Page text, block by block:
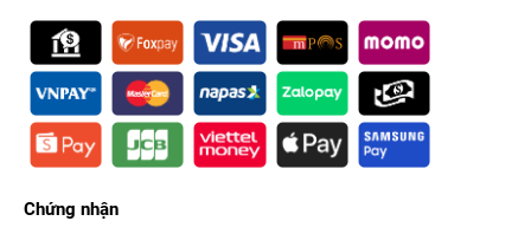
Gắn kết các thành viên trong gia đình
Chứng nhận